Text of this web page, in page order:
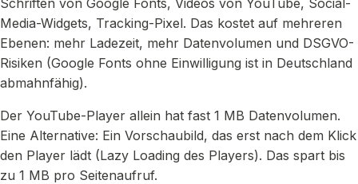
Schriften von Google Fonts, Videos von YouTube, Social-
Media-Widgets, Tracking-Pixel. Das kostet auf mehreren
Ebenen: mehr Ladezeit, mehr Datenvolumen und DSGVO-
Risiken (Google Fonts ohne Einwilligung ist in Deutschland
abmahnfähig).
Der YouTube-Player allein hat fast 1 MB Datenvolumen.
Eine Alternative: Ein Vorschaubild, das erst nach dem Klick
den Player lädt (Lazy Loading des Players). Das spart bis
zu 1 MB pro Seitenaufruf.